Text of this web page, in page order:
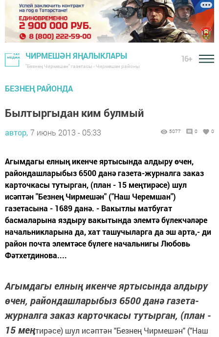
ЧИРМЕШӘН ЯҢАЛЫКЛАРЫ
"Безнең Чирмешән" газетасы - Чирмешән районы
16+
БЕЗНЕҢ РАЙОНДА
Былтыргыдан ким булмый
автор, 7 июнь 2013 - 05:33 5077 0 0
Агымдагы елның икенче яртысында алдыру өчен,
райондашларыбыз 6500 данә газета-журналга заказ
карточкасы тутырган, (план - 15 меңтирәсе) шул
исәптән "Безнең Чирмешән" ("Наш Черемшан")
газетасына - 1689 данә. - Вакытлы матбугат
басмаларына яздыру вакытында элемтә бүлекчәләре
начальникларына да, хат ташучыларга да эш арта,- ди
район почта элемтәсе бүлеге начальнигы Любовь
Фәтхетдинова....
Агымдагы елның икенче яртысында алдыру
өчен, райондашларыбыз 6500 данә газета-
журналга заказ карточкасы тутырган, (план -
15 меңтирәсе) шул исәптән "Безнең Чирмешән" ("Наш